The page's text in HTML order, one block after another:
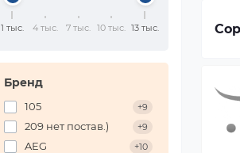
1 тыс. 4 тыс. 7 тыс. 10 тыс. 13 тыс.
Бренд
105 +9
209 нет постав.) +9
AEG +10